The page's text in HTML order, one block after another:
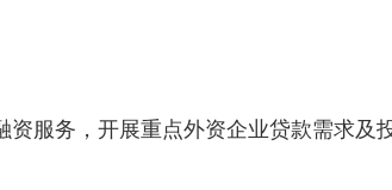
资服务，开展重点外资企业贷款需求及